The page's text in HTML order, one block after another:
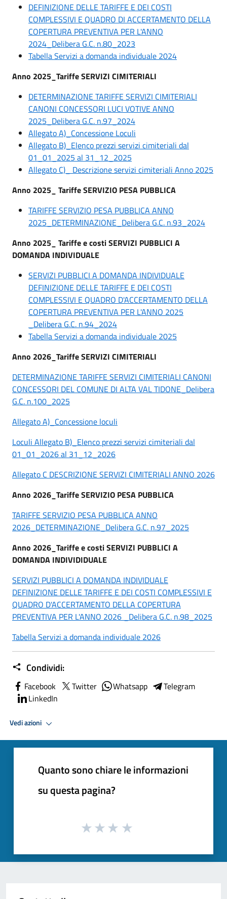
DEFINIZIONE DELLE TARIFFE E DEI COSTI
COMPLESSIVI E QUADRO DI ACCERTAMENTO DELLA
COPERTURA PREVENTIVA PER L'ANNO
2024_Delibera G.C. n.80_2023
Tabella Servizi a domanda individuale 2024
Anno 2025_Tariffe SERVIZI CIMITERIALI
DETERMINAZIONE TARIFFE SERVIZI CIMITERIALI
CANONI CONCESSORI LUCI VOTIVE ANNO
2025_Delibera G.C. n.97_2024
Allegato A)_Concessione Loculi
Allegato B)_Elenco prezzi servizi cimiteriali dal
01_01_2025 al 31_12_2025
Allegato C)_ Descrizione servizi cimiteriali Anno 2025
Anno 2025_ Tariffe SERVIZIO PESA PUBBLICA
TARIFFE SERVIZIO PESA PUBBLICA ANNO
2025_DETERMINAZIONE_Delibera G.C. n.93_2024
Anno 2025_ Tariffe e costi SERVIZI PUBBLICI A
DOMANDA INDIVIDUALE
SERVIZI PUBBLICI A DOMANDA INDIVIDUALE
DEFINIZIONE DELLE TARIFFE E DEI COSTI
COMPLESSIVI E QUADRO D'ACCERTAMENTO DELLA
COPERTURA PREVENTIVA PER L'ANNO 2025
_Delibera G.C. n.94_2024
Tabella Servizi a domanda individuale 2025
Anno 2026_Tariffe SERVIZI CIMITERIALI
DETERMINAZIONE TARIFFE SERVIZI CIMITERIALI CANONI
CONCESSORI DEL COMUNE DI ALTA VAL TIDONE_Delibera
G.C. n.100_2025
Allegato A)_Concessione loculi
Loculi Allegato B)_Elenco prezzi servizi cimiteriali dal
01_01_2026 al 31_12_2026
Allegato C DESCRIZIONE SERVIZI CIMITERIALI ANNO 2026
Anno 2026_Tariffe SERVIZIO PESA PUBBLICA
TARIFFE SERVIZIO PESA PUBBLICA ANNO
2026_DETERMINAZIONE_Delibera G.C. n.97_2025
Anno 2026_Tariffe e costi SERVIZI PUBBLICI A
DOMANDA INDIVIDIDUALE
SERVIZI PUBBLICI A DOMANDA INDIVIDUALE
DEFINIZIONE DELLE TARIFFE E DEI COSTI COMPLESSIVI E
QUADRO D'ACCERTAMENTO DELLA COPERTURA
PREVENTIVA PER L'ANNO 2026 _Delibera G.C. n.98_2025
Tabella Servizi a domanda individuale 2026
Condividi:
Facebook Twitter Whatsapp
Telegram
LinkedIn
Vedi azioni
Quanto sono chiare le informazioni
su questa pagina?